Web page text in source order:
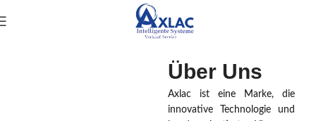
Über Uns
Axlac ist eine Marke, die
innovative Technologie und